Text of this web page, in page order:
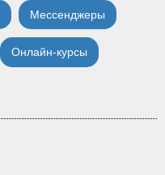
Мессенджеры
Онлайн-курсы